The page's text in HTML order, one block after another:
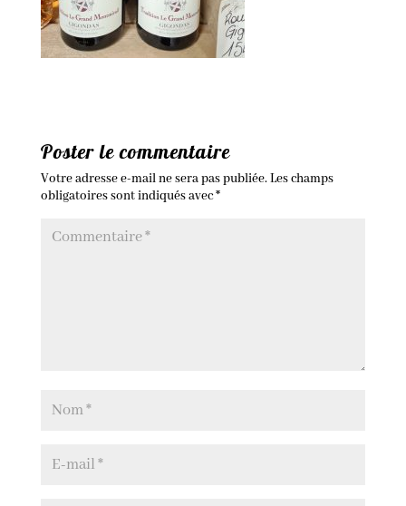
Poster le commentaire
Votre adresse e-mail ne sera pas publiée.Les champs
obligatoires sont indiqués avec*